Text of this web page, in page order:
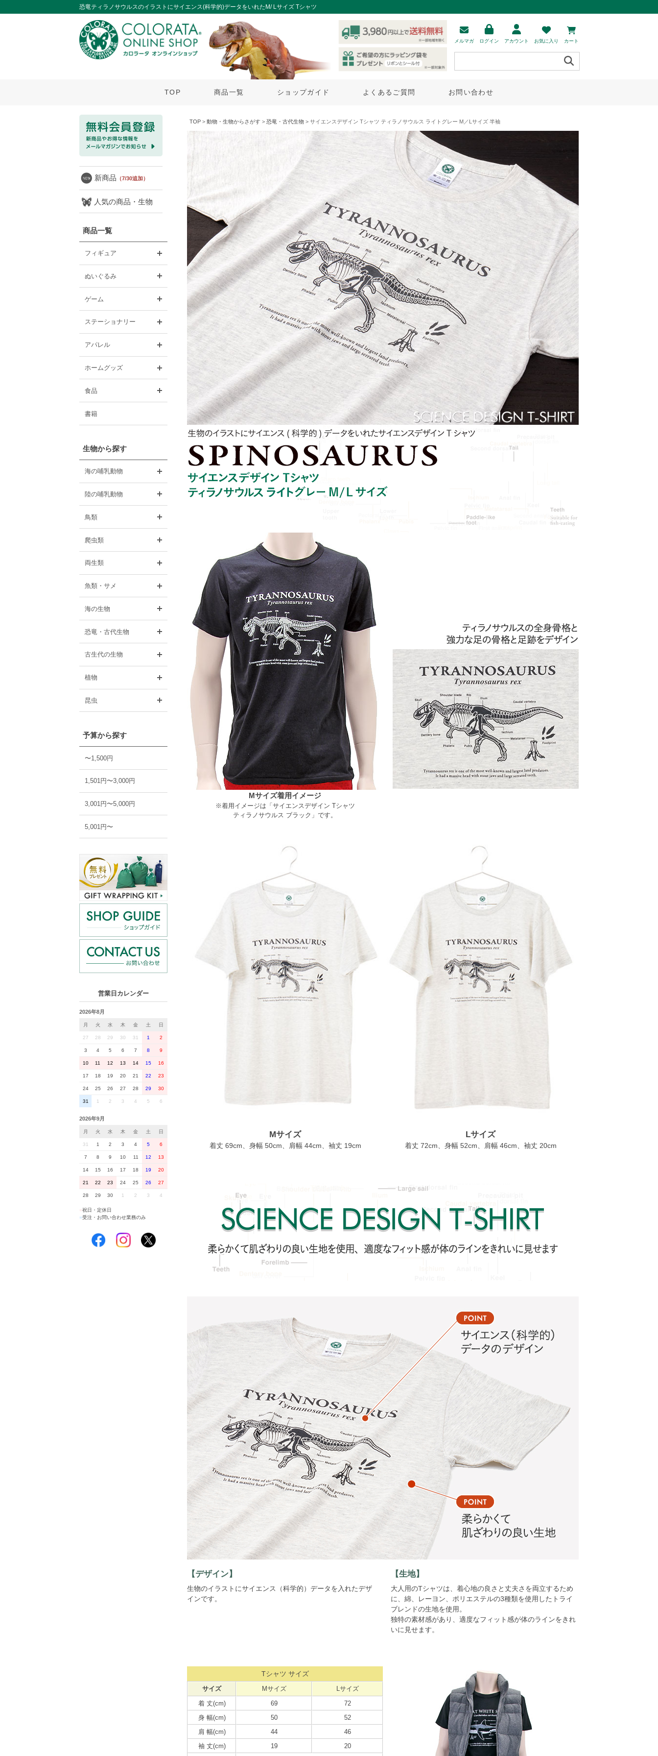
恐竜ティラノサウルスのイラストにサイエンス(科学的)データをいれたM/ Lサイズ Tシャツ
メルマガ ログイン アカウント お気に入り カート
TOP 商品一覧 ショップガイド よくあるご質問 お問い合わせ
新商品 （7/30追加）
人気の商品・生物
商品一覧
フィギュア
ぬいぐるみ
ゲーム
ステーショナリー
アパレル
ホームグッズ
食品
書籍
生物から探す
海の哺乳動物
陸の哺乳動物
鳥類
爬虫類
両生類
魚類・サメ
海の生物
恐竜・古代生物
古生代の生物
植物
昆虫
予算から探す
〜1,500円
1,501円〜3,000円
3,001円〜5,000円
5,001円〜
営業日カレンダー
2026年8月
月 火 水 木 金 土 日
27 28 29 30 31 1 2
3 4 5 6 7 8 9
10 11 12 13 14 15 16
17 18 19 20 21 22 23
24 25 26 27 28 29 30
31 1 2 3 4 5 6
2026年9月
月 火 水 木 金 土 日
31 1 2 3 4 5 6
7 8 9 10 11 12 13
14 15 16 17 18 19 20
21 22 23 24 25 26 27
28 29 30 1 2 3 4
祝日・定休日
■受注・お問い合わせ業務のみ
TOP > 動物・生物からさがす > 恐竜・古代生物 > サイエンスデザイン Tシャツ ティラノサウルス ライトグレー M／Lサイズ 半袖
Mサイズ着用イメージ
※着用イメージは「サイエンスデザイン Tシャツ
ティラノサウルス ブラック」です。
Mサイズ
着丈 69cm、身幅 50cm、肩幅 44cm、袖丈 19cm
Lサイズ
着丈 72cm、身幅 52cm、肩幅 46cm、袖丈 20cm
【デザイン】
生物のイラストにサイエンス（科学的）データを入れたデザ
インです。
【生地】
大人用のTシャツは、着心地の良さと丈夫さを両立するため
に、綿、レーヨン、ポリエステルの3種類を使用したトライ
ブレンドの生地を使用。
独特の素材感があり、適度なフィット感が体のラインをきれ
いに見せます。
Tシャツ サイズ
サイズ Mサイズ
Lサイズ
着 丈(cm)
69
72
身 幅(cm)
50
52
肩 幅(cm)
44
46
袖 丈(cm)
19 20